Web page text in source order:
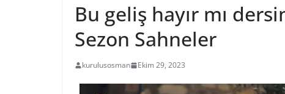
Bu geliş hayır mı
Sezon Sahneler
kurulusosman Ekim 29, 2023